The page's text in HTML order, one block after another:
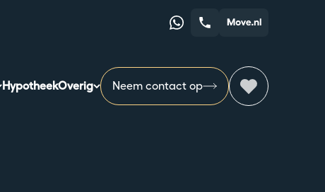
WhatsappTelefoonnummer
HypotheekOverig Neem contact op